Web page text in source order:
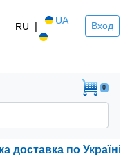
RU | UA Вход
0
по Україні!